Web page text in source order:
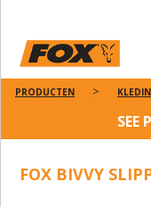
PRODUCTEN
SEE
FOX BIVVY